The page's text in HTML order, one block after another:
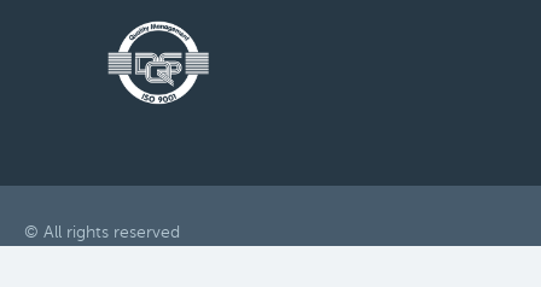
© All rights reserved